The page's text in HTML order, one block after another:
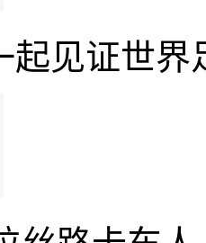
起见证世